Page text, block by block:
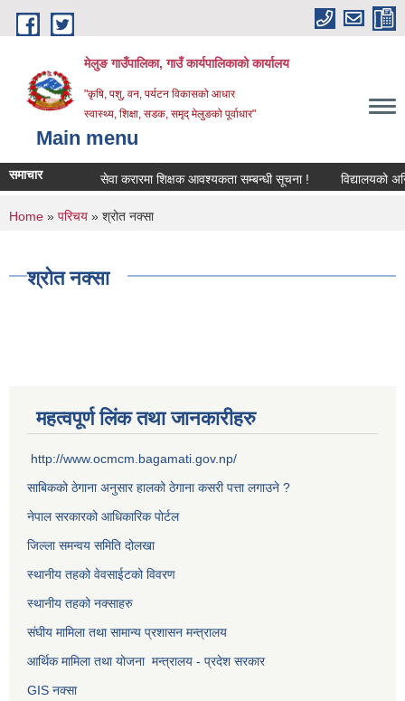
Skip to main content
मेलुङ गाउँपालिका, गाउँ कार्यपालिकाको कार्यालय
"कृषि, पशु, वन, पर्यटन विकासको आधार
स्वास्थ्य, शिक्षा, सडक, समृद् मेलुङको पूर्वाधार"
Main menu
समाचार सेवा करारमा शिक्षक आवश्‍यकता सम्बन्धी सूचना ! विद्यालयको
You are here
Home » परिचय » श्रोत नक्सा
श्रोत नक्सा
महत्वपूर्ण लिंक तथा जानकारीहरु
http://www.ocmcm.bagamati.gov.np/
साबिकको ठेगाना अनुसार हालको ठेगाना कसरी पत्ता लगाउने ?
नेपाल सरकारको आधिकारिक पोर्टल
जिल्ला समन्वय समिति दोलखा
स्थानीय तहको वेवसाईटको विवरण
स्थानीय तहको नक्साहरु
संघीय मामिला तथा सामान्य प्रशासन मन्त्रालय
आर्थिक मामिला तथा योजना मन्त्रालय - प्रदेश सरकार
GIS नक्सा